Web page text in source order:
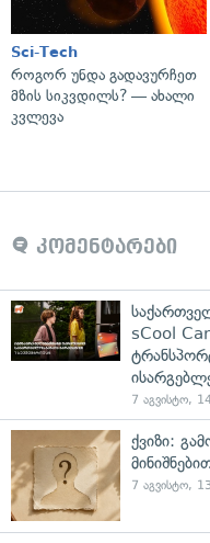
Sci-Tech
როგორ უნდა გადავურჩეთ
მზის სიკვდილს? — ახალი
კვლევა
კომენტარები
sCool
7 აგვისტო,
ქვიზი:
7 აგვისტო,